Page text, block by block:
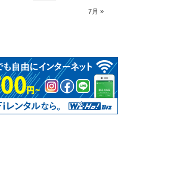
7月 »